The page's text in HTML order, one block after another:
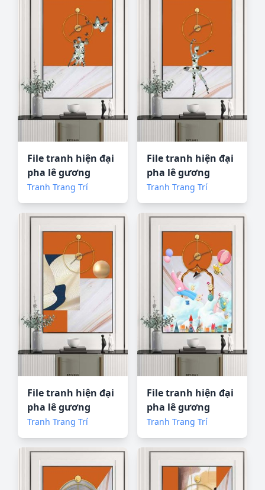
File tranh hiện đại
pha lê gương
KF72660
Tranh Trang Trí
File tranh hiện đại
pha lê gương
KF72661
Tranh Trang Trí
File tranh hiện đại
pha lê gương
KF72664
Tranh Trang Trí
File tranh hiện đại
pha lê gương
KF72671
Tranh Trang Trí